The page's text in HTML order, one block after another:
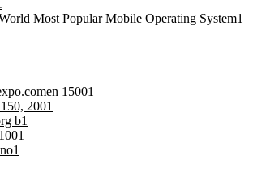
Most Popular Mobile Operating System1
15001
2001
b1
1
1